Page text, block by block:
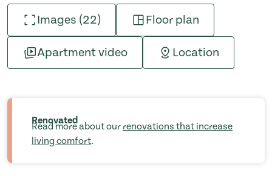
Images (22) Floor plan
Apartment video Location
Renovated
Read more about our renovations that increase
living comfort.